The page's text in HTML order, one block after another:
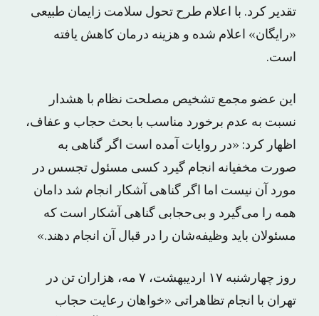
تقدیر کرد. با اعلام طرح تحول سلامت زایمان طبیعی
«رایگان» اعلام شده و هزینه درمان کاهش یافته
است.
این عضو مجمع تشخیص مصلحت نظام با هشدار
نسبت به عدم برخورد مناسب با بحث حجاب و عفاف،
اظهار کرد: «در روایات آمده است اگر گناهی به
صورت مخفیانه انجام گیرد کسی مسئول تجسس در
مورد آن نیست اما اگر گناهی آشکار انجام شد دامان
همه را می‌گیرد و بی‌حجابی گناهی آشکار است که
مسئولان باید وظیفه‌شان را در قبال آن انجام دهند.»
روز چهارشنبه ۱۷ اردیبهشت، ۷ مه، هزاران تن در
تهران با انجام تظاهراتی «خواهان رعایت حجاب